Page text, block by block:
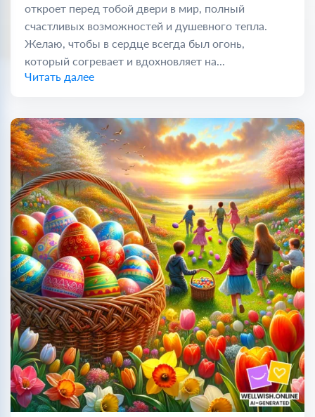
откроет перед тобой двери в мир, полный
счастливых возможностей и душевного тепла.
Желаю, чтобы в сердце всегда был огонь,
который согревает и вдохновляет на...
Читать далее